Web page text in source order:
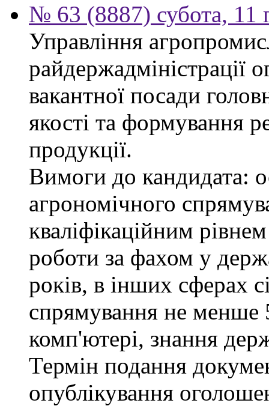
№ 63 (8887) субота, 11
Управління
райдержадміністрації
вакантної посади
якості та формування
продукції.
Вимоги до кандидата:
агрономічного
кваліфікаційним
роботи за фахом у
років, в інших сферах
спрямування не менше
комп'ютері, знання
Термін подання
опублікування